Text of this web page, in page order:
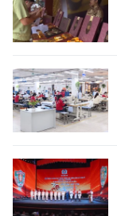
ESPAÑOL
한국어